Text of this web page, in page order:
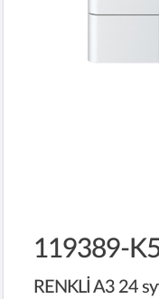
119389-
RENKLİ A3 24